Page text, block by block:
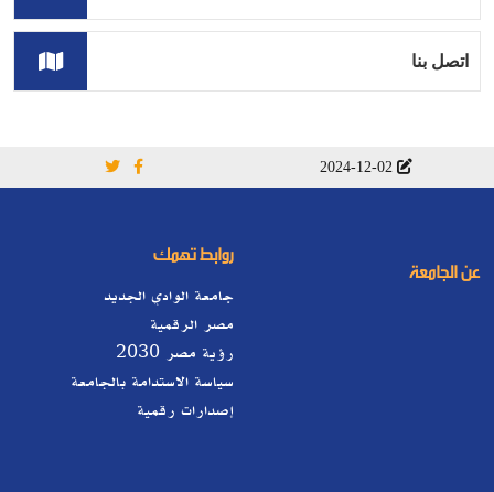
اتصل بنا
عن الجامعة
روابط تهمك
جامعة الوادي الجديد
مصر الرقمية
رؤية مصر 2030
سياسة الاستدامة بالجامعة
إصدارات رقمية